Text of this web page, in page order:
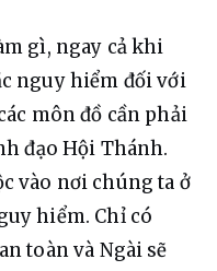
gì, ngay cả khi
nguy hiểm đối với
môn đồ cần phải
đạo Hội Thánh.
vào nơi chúng ta ở
hiểm. Chỉ có
toàn và Ngài sẽ